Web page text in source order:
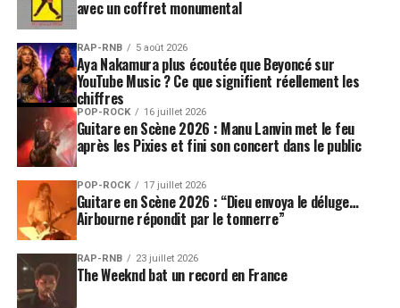
avec un coffret monumental
RAP-RNB 5 août 2026
Aya Nakamura plus écoutée que Beyoncé sur
YouTube Music ? Ce que signifient réellement les
chiffres
POP-ROCK 16 juillet 2026
Guitare en Scène 2026 : Manu Lanvin met le feu
après les Pixies et fini son concert dans le public
POP-ROCK 17 juillet 2026
Guitare en Scène 2026 : “Dieu envoya le déluge…
Airbourne répondit par le tonnerre”
RAP-RNB 23 juillet 2026
The Weeknd bat un record en France